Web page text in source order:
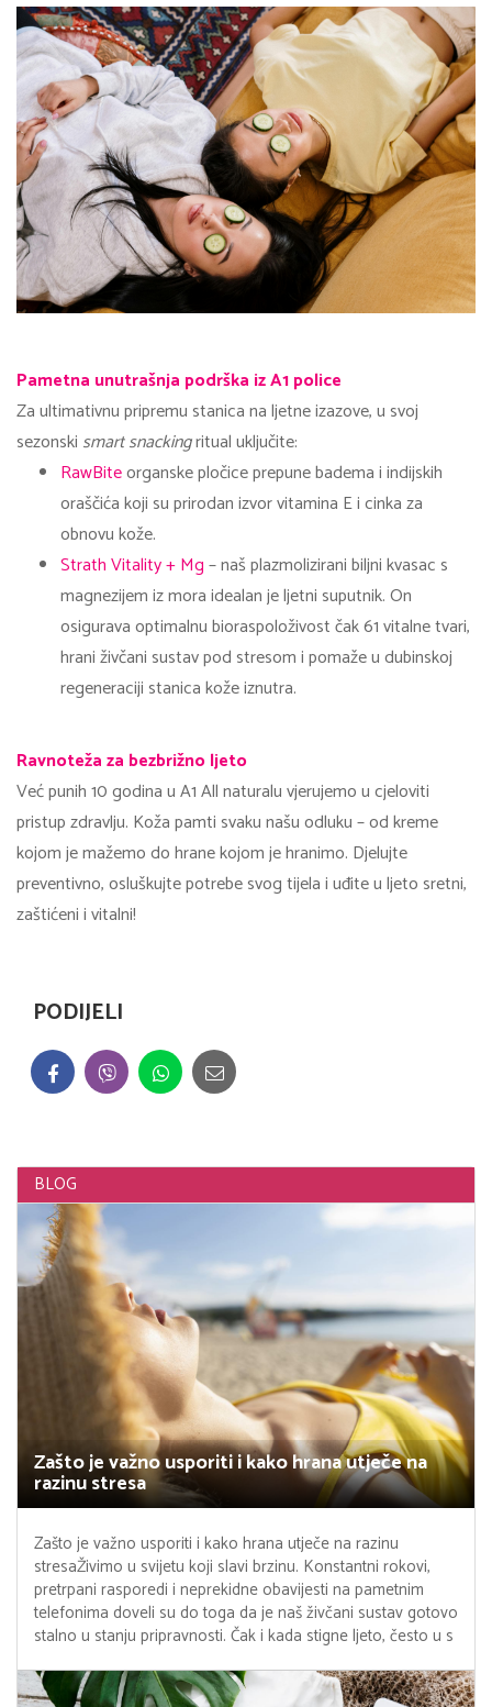
Pametna unutrašnja podrška iz A1 police
Za ultimativnu pripremu stanica na ljetne izazove, u svoj
sezonski smart snackingritual uključite:
RawBiteorganske pločice prepune badema i indijskih
oraščića koji su prirodan izvor vitamina E i cinka za
obnovu kože.
Strath Vitality + Mg– naš plazmolizirani biljni kvasac s
magnezijem iz mora idealan je ljetni suputnik. On
osigurava optimalnu bioraspoloživost čak 61 vitalne tvari,
hrani živčani sustav pod stresom i pomaže u dubinskoj
regeneraciji stanica kože iznutra.
Ravnoteža za bezbrižno ljeto
Već punih 10 godina u A1 All naturalu vjerujemo u cjeloviti
pristup zdravlju. Koža pamti svaku našu odluku – od kreme
kojom je mažemo do hrane kojom je hranimo. Djelujte
preventivno, osluškujte potrebe svog tijela i uđite u ljeto sretni,
zaštićeni i vitalni!
PODIJELI
BLOG
Zašto je važno usporiti i kako hrana utječe na
razinu stresa
Zašto je važno usporiti i kako hrana utječe na razinu
stresaŽivimo u svijetu koji slavi brzinu. Konstantni rokovi,
pretrpani rasporedi i neprekidne obavijesti na pametnim
telefonima doveli su do toga da je naš živčani sustav gotovo
stalno u stanju pripravnosti. Čak i kada stigne ljeto, često u s